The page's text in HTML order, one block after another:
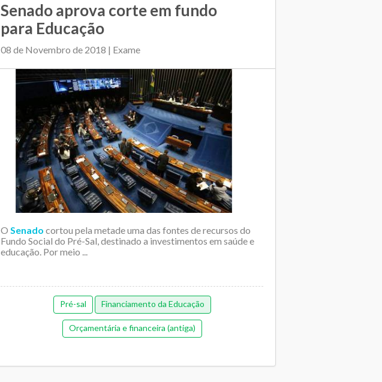
Senado aprova corte em fundo
para Educação
08 de Novembro de 2018 | Exame
O Senado cortou pela metade uma das fontes de recursos do
Fundo Social do Pré-Sal, destinado a investimentos em saúde e
educação. Por meio ...
Pré-sal Financiamento da Educação
Orçamentária e financeira (antiga)